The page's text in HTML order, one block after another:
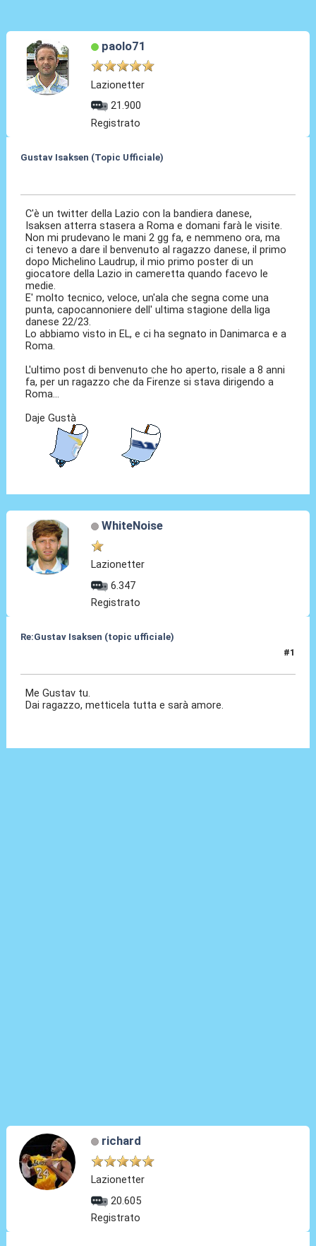
paolo71
Lazionetter
21.900
Registrato
Gustav Isaksen (Topic Ufficiale)
C'è un twitter della Lazio con la bandiera danese,
Isaksen atterra stasera a Roma e domani farà le visite.
Non mi prudevano le mani 2 gg fa, e nemmeno ora, ma
ci tenevo a dare il benvenuto al ragazzo danese, il primo
dopo Michelino Laudrup, il mio primo poster di un
giocatore della Lazio in cameretta quando facevo le
medie.
E' molto tecnico, veloce, un'ala che segna come una
punta, capocannoniere dell' ultima stagione della liga
danese 22/23.
Lo abbiamo visto in EL, e ci ha segnato in Danimarca e a
Roma.
L'ultimo post di benvenuto che ho aperto, risale a 8 anni
fa, per un ragazzo che da Firenze si stava dirigendo a
Roma...
Daje Gustà
WhiteNoise
Lazionetter
6.347
Registrato
Re:Gustav Isaksen (topic ufficiale)
#1
Me Gustav tu.
Dai ragazzo, metticela tutta e sarà amore.
richard
Lazionetter
20.605
Registrato